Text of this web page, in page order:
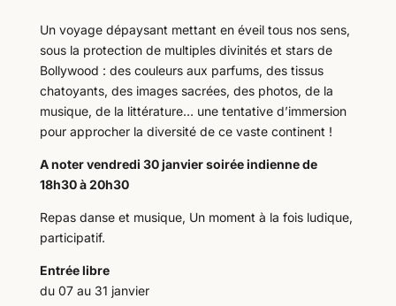
Un voyage dépaysant mettant en éveil tous nos sens,
sous la protection de multiples divinités et stars de
Bollywood : des couleurs aux parfums, des tissus
chatoyants, des images sacrées, des photos, de la
musique, de la littérature… une tentative d’immersion
pour approcher la diversité de ce vaste continent !
A noter vendredi 30 janvier soirée indienne de
18h30 à 20h30
Repas danse et musique, Un moment à la fois ludique,
participatif.
Entrée libre
du 07 au 31 janvier